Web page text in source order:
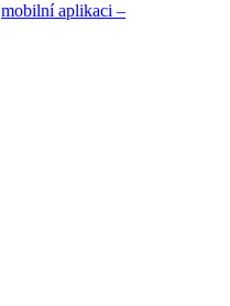
mobilní aplikaci –